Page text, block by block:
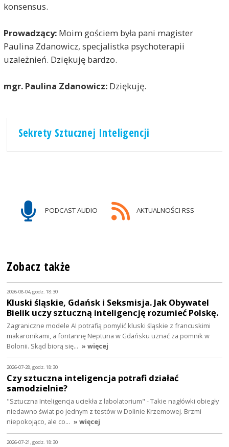
konsensus.
Prowadzący:Moim gościem była pani magister
Paulina Zdanowicz, specjalistka psychoterapii
uzależnień. Dziękuję bardzo.
mgr. Paulina Zdanowicz:Dziękuję.
Sekrety Sztucznej Inteligencji
PODCAST AUDIO AKTUALNOŚCI RSS
Zobacz także
2026-08-04, godz. 18:30
Kluski śląskie, Gdańsk i Seksmisja. Jak Obywatel
Bielik uczy sztuczną inteligencję rozumieć Polskę.
Zagraniczne modele AI potrafią pomylić kluski śląskie z francuskimi
makaronikami, a fontannę Neptuna w Gdańsku uznać za pomnik w
Bolonii. Skąd biorą się… » więcej
2026-07-28, godz. 18:30
Czy sztuczna inteligencja potrafi działać
samodzielnie?
"Sztuczna Inteligencja uciekła z labolatorium" - Takie nagłówki obiegły
niedawno świat po jednym z testów w Dolinie Krzemowej. Brzmi
niepokojąco, ale co… » więcej
2026-07-21, godz. 18:30